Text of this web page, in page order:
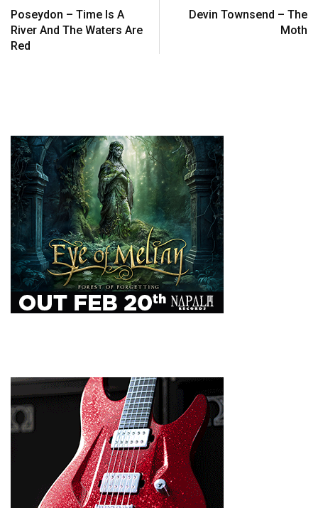
Poseydon – Time Is A
River And The Waters Are
Red
Devin Townsend – The
Moth